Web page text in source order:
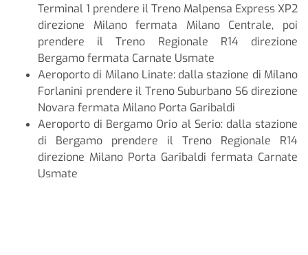
Terminal 1 prendere il Treno Malpensa Express XP2
direzione Milano fermata Milano Centrale, poi
prendere il Treno Regionale R14 direzione
Bergamo fermata Carnate Usmate
Aeroporto di Milano Linate: dalla stazione di Milano
Forlanini prendere il Treno Suburbano S6 direzione
Novara fermata Milano Porta Garibaldi
Aeroporto di Bergamo Orio al Serio: dalla stazione
di Bergamo prendere il Treno Regionale R14
direzione Milano Porta Garibaldi fermata Carnate
Usmate